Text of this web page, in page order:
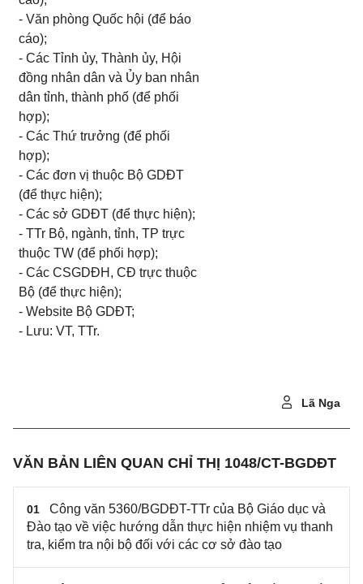
-Văn phòng Quốc hội (để báo
cáo);
-Các Tỉnh ủy, Thành ủy, Hội
đồng nhân dân và Ủy ban nhân
dân tỉnh, thành phố (để phối
hợp);
-Các Thứ trưởng (để phối
hợp);
-Các đơn vị thuộc Bộ GDĐT
(để thực hiện);
-Các sở GDĐT (để thực hiện);
-TTr Bộ, ngành, tỉnh, TP trực
thuộc TW (để phối hợp);
-Các CSGDĐH, CĐ trực thuộc
Bộ (để thực hiện);
- Website Bộ GDĐT;
- Lưu: VT, TTr.
Lã Nga
VĂN BẢN LIÊN QUAN CHỈ THỊ 1048/CT-BGDĐT
01
Công văn 5360/BGDĐT-TTr của Bộ Giáo dục và
Đào tạo về việc hướng dẫn thực hiện nhiệm vụ thanh
tra, kiểm tra nội bộ đối với các cơ sở đào tạo